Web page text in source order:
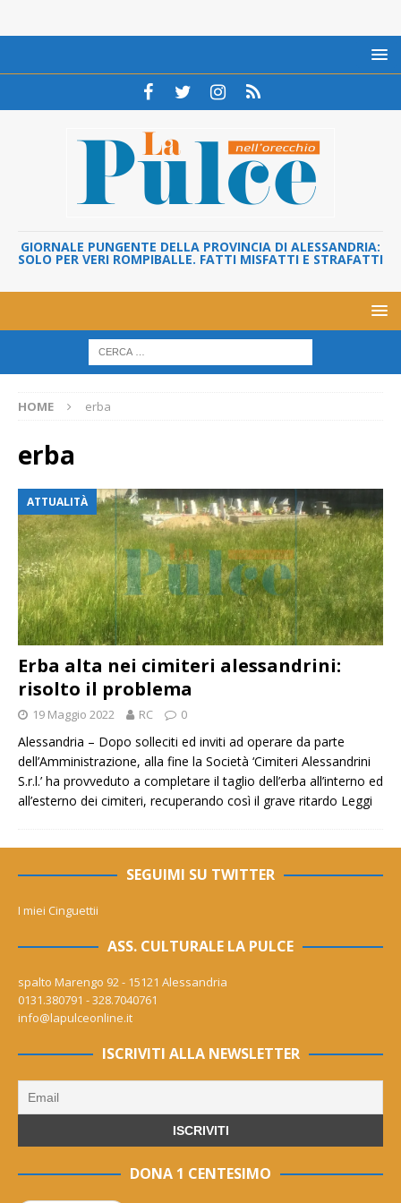
GIORNALE PUNGENTE DELLA PROVINCIA DI ALESSANDRIA:
SOLO PER VERI ROMPIBALLE. FATTI MISFATTI E STRAFATTI
HOME erba
erba
ATTUALITÀ
Erba alta nei cimiteri alessandrini:
risolto il problema
19 Maggio 2022 RC 0
Alessandria – Dopo solleciti ed inviti ad operare da parte
dell’Amministrazione, alla fine la Società ‘Cimiteri Alessandrini
S.r.l.’ ha provveduto a completare il taglio dell’erba all’interno ed
all’esterno dei cimiteri, recuperando così il grave ritardo Leggi
SEGUIMI SU TWITTER
I miei Cinguettii
ASS. CULTURALE LA PULCE
spalto Marengo 92 - 15121 Alessandria
0131.380791 - 328.7040761
info@lapulceonline.it
ISCRIVITI ALLA NEWSLETTER
DONA 1 CENTESIMO